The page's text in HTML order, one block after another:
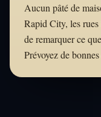
Aucun pâté de
Rapid City, les
de remarquer ce
Prévoyez de